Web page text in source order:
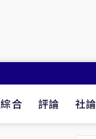
綜合 評論 社論